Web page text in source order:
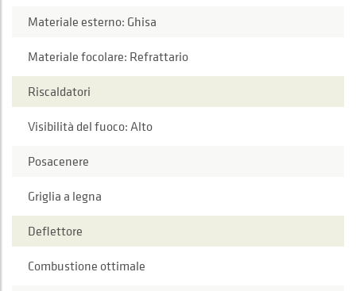
Materiale esterno: Ghisa
Materiale focolare: Refrattario
Riscaldatori
Visibilità del fuoco: Alto
Posacenere
Griglia a legna
Deflettore
Combustione ottimale